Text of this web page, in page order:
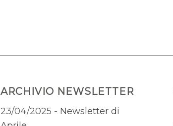
ARCHIVIO NEWSLETTER
23/04/2025 - Newsletter di